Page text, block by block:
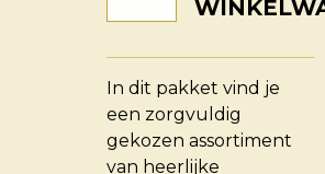
In dit pakket vind je
een zorgvuldig
gekozen assortiment
van heerlijke